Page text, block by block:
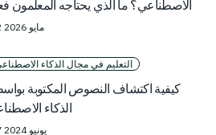
الاصطناعي؟ ما الذي يحتاجه المعلمون
12 مايو 2026
التعليم في مجال الذكاء
كيفية اكتشاف النصوص المكتوبة
الذكاء
17 يونيو 2024